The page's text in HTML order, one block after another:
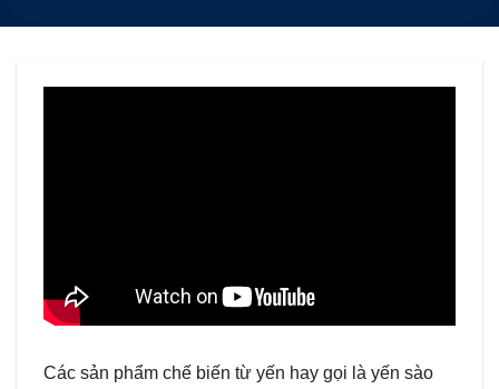
Các sản phẩm chế biến từ yến hay gọi là yến sào